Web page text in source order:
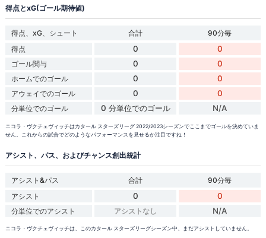
得点とxG(ゴール期待値)
得点、xG、シュート 合計
90分毎
得点
0 0
ゴール関与 0 0
ホームでのゴール 0 0
アウェイでのゴール 0 0
分単位でのゴール 0 分単位でのゴール N/A
ニコラ・ヴクチェヴィッチはカタール スターズリーグ 2022/2023シーズンでここまでゴールを決めていま
せん。これからの試合でどのようなパフォーマンスを見せるか注目ですね！
アシスト、パス、およびチャンス創出統計
アシスト&パス 合計
90分毎
アシスト
0 0
分単位でのアシスト アシストなし N/A
ニコラ・ヴクチェヴィッチは、このカタール スターズリーグシーズン中、まだアシストしていません。